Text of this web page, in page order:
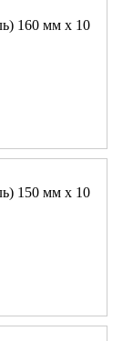
160 мм х 10
150 мм х 10